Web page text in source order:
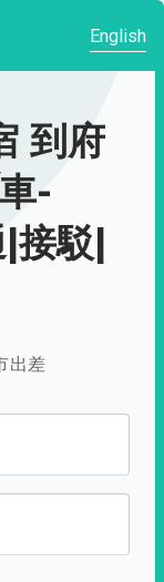
English
到府
-
接駁|
出差